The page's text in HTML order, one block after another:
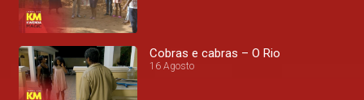
Cobras e cabras – O Rio
16 Agosto